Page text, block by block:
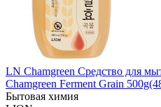
LN Chamgreen Средство для
Chamgreen Ferment Grain
Бытовая химия